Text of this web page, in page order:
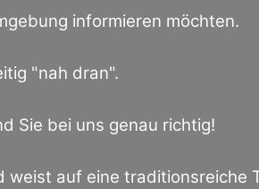
informieren möchten.
"nah dran".
Sie bei uns genau richtig!
weist auf eine traditionsreiche